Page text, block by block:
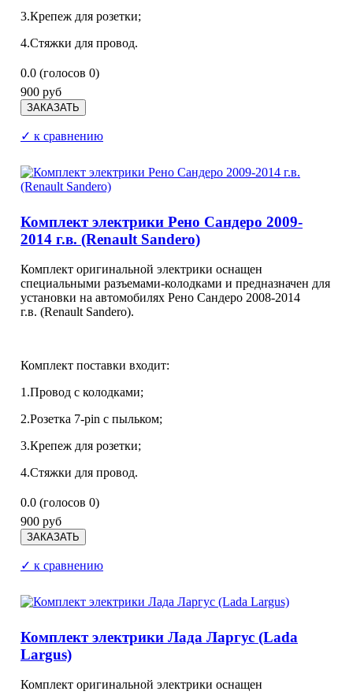
3.Крепеж для розетки;
4.Стяжки для провод.
0.0 (голосов 0)
900 руб
✓ к сравнению
Комплект электрики Рено Сандеро 2009-
2014 г.в. (Renault Sandero)
Комплект оригинальной электрики оснащен
специальными разъемами-колодками и предназначен для
установки на автомобилях Рено Сандеро 2008-2014
г.в. (Renault Sandero).
Комплект поставки входит:
1.Провод с колодками;
2.Розетка 7-pin с пыльком;
3.Крепеж для розетки;
4.Стяжки для провод.
0.0 (голосов 0)
900 руб
✓ к сравнению
Комплект электрики Лада Ларгус (Lada
Largus)
Комплект оригинальной электрики оснащен